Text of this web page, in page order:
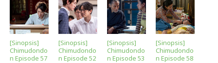
[Sinopsis]
Chimudondo
n Episode 57
[Sinopsis]
Chimudondo
n Episode 52
[Sinopsis]
Chimudondo
n Episode 53
[Sinopsis]
Chimudondo
n Episode 58